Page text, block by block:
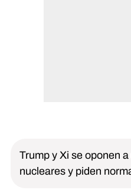
Trump y Xi se oponen
nucleares y piden